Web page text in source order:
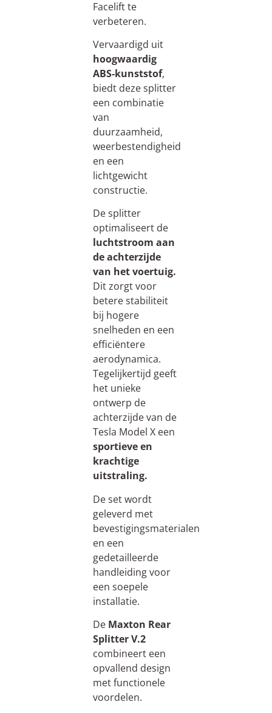
Facelift te
verbeteren.
Vervaardigd uit
hoogwaardig
ABS-kunststof,
biedt deze splitter
een combinatie
van
duurzaamheid,
weerbestendigheid
en een
lichtgewicht
constructie.
De splitter
optimaliseert de
luchtstroom aan
de achterzijde
van het voertuig.
Dit zorgt voor
betere stabiliteit
bij hogere
snelheden en een
efficiëntere
aerodynamica.
Tegelijkertijd geeft
het unieke
ontwerp de
achterzijde van de
Tesla Model X een
sportieve en
krachtige
uitstraling.
De set wordt
geleverd met
bevestigingsmaterialen
en een
gedetailleerde
handleiding voor
een soepele
installatie.
De Maxton Rear
Splitter V.2
combineert een
opvallend design
met functionele
voordelen.